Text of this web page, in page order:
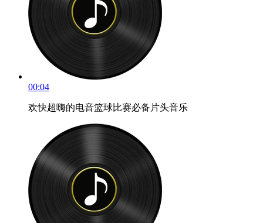
00:04
欢快超嗨的电音篮球比赛必备片头音乐